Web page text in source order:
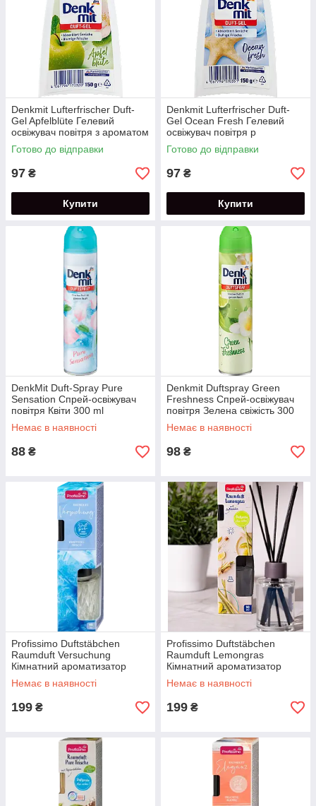
Denkmit Lufterfrischer Duft-
Gel Apfelblüte Гелевий
освіжувач повітря з ароматом
квітки яблуні 150 г
Готово до відправки
97 ₴
Купити
Denkmit Lufterfrischer Duft-
Gel Ocean Fresh Гелевий
освіжувач повітря p
ароматом морського бризу
150 г
Готово до відправки
97 ₴
Купити
DenkMit Duft-Spray Pure
Sensation Спрей-освіжувач
повітря Квіти 300 ml
Немає в наявності
88 ₴
Denkmit Duftspray Green
Freshness Спрей-освіжувач
повітря Зелена свіжість 300
мл
Немає в наявності
98 ₴
Profissimo Duftstäbchen
Raumduft Versuchung
Кімнатний ароматизатор
спокуса 90 мл
Немає в наявності
199 ₴
Profissimo Duftstäbchen
Raumduft Lemongras
Кімнатний ароматизатор
аромадифузор з ароматом
лемонграсу 90 мл
Немає в наявності
199 ₴